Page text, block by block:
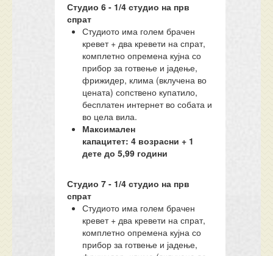
Студио6- 1/4студио на прв
спрат
Студиото има голем брачен
кревет + два кревети на спрат,
комплетно опремена кујна со
прибор за готвење и јадење,
фрижидер, клима (вклучена во
цената) сопствено купатило,
бесплатен интернет во собата и
во цела вила.
Максимален
капацитет:4 возрасни + 1
дете до 5,99 години
Студио7 - 1/4студио на прв
спрат
Студиото има голем брачен
кревет + два кревети на спрат,
комплетно опремена кујна со
прибор за готвење и јадење,